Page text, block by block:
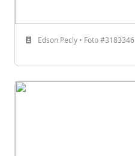
Edson Pecly • Foto #3183346